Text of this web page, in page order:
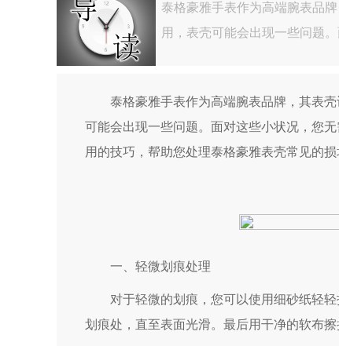
泰格豪雅手表作为高端腕表品
用，表壳可能会出现一些问题
泰格豪雅手表作为高端腕表品牌，其表壳
可能会出现一些问题。面对这些小状况，您
用的技巧，帮助您处理泰格豪雅表壳常见的损
一、轻微划痕处理
对于轻微的划痕，您可以使用细砂纸轻轻
划痕处，直至表面光滑。最后用干净的软布